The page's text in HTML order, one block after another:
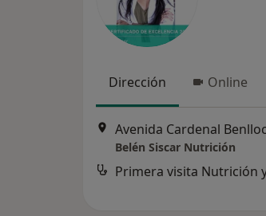
Dirección Online
Avenida Cardenal
Belén Siscar Nutrición
Primera visita Nutrición